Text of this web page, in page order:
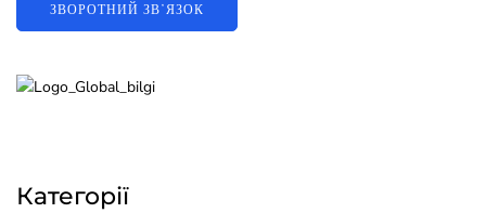
ЗВОРОТНИЙ ЗВʼЯЗОК
Категорії